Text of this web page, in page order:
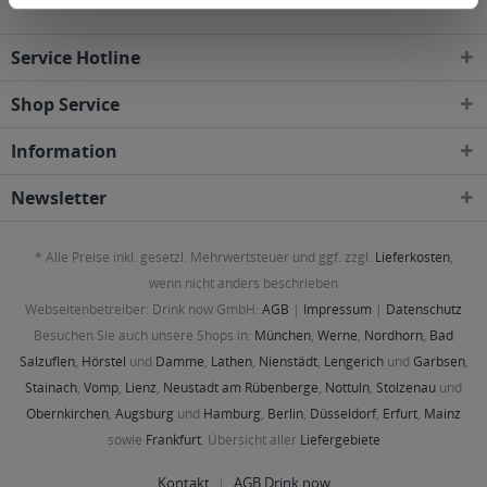
Service Hotline
Shop Service
Information
Newsletter
* Alle Preise inkl. gesetzl. Mehrwertsteuer und ggf. zzgl. Lieferkosten,
wenn nicht anders beschrieben
Webseitenbetreiber: Drink now GmbH: AGB | Impressum | Datenschutz
Besuchen Sie auch unsere Shops in: München, Werne, Nordhorn, Bad
Salzuflen, Hörstel und Damme, Lathen, Nienstädt, Lengerichund Garbsen,
Stainach, Vomp, Lienz, Neustadt am Rübenberge, Nottuln, Stolzenau und
Obernkirchen, Augsburg und Hamburg, Berlin, Düsseldorf, Erfurt, Mainz
sowie Frankfurt. Übersicht aller Liefergebiete
Kontakt AGB Drink now